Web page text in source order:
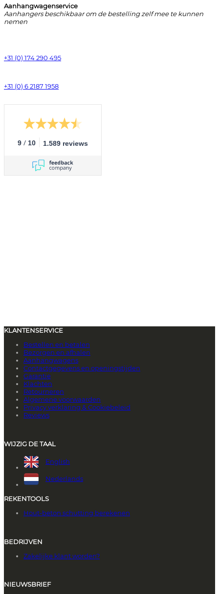
Aanhangwagenservice
Aanhangers beschikbaar om de bestelling zelf mee te kunnen
nemen
+31 (0) 174 290 495
+31 (0) 6 2187 1958
9 / 10 1.589 reviews
KLANTENSERVICE
Bestellen en betalen
Bezorgen en afhalen
Aanhangwagens
Contactgegevens en openingstijden
Garantie
Klachten
Retourneren
Algemene voorwaarden
Privacy verklaring & Cookiebeleid
Reviews
WIJZIG DE TAAL
English
Nederlands
REKENTOOLS
Hout-beton schutting berekenen
BEDRIJVEN
Zakelijke klant worden?
NIEUWSBRIEF